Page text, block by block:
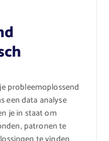
probleemoplossend
een data analyse
je in staat om
patronen te